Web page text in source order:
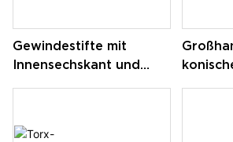
Gewindestifte mit
Innensechskant und